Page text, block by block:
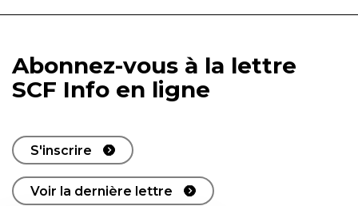
Abonnez-vous à la lettre
SCF Info en ligne
S'inscrire
Voir la dernière lettre